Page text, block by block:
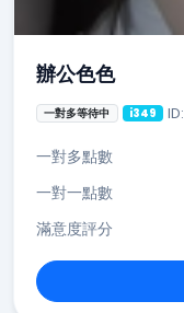
辦公色色
一對多等待中 i349
一對多點數
一對一點數
滿意度評分